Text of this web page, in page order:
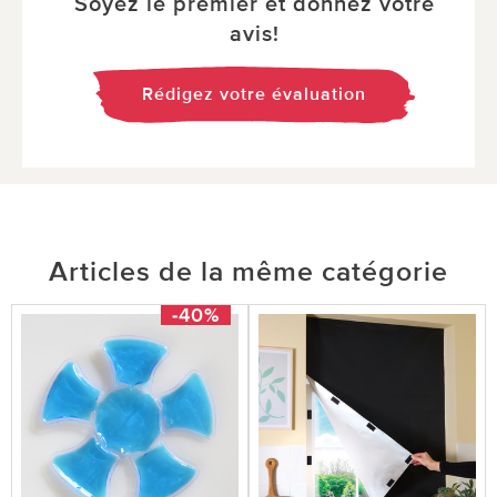
avis!
Rédigez votre évaluation
Articles de la même catégorie
-40%